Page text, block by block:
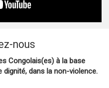
nous
Congolais(es) à la base
dans la non-violence.